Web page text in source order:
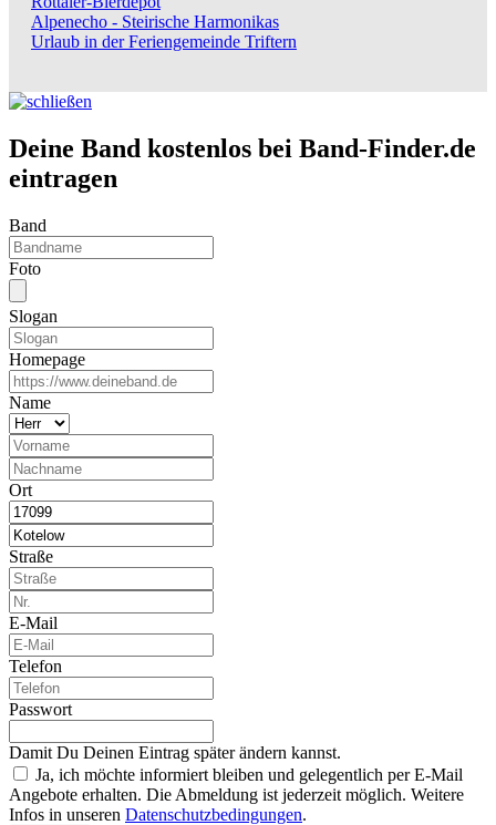
Alpenecho - Steirische Harmonikas
Urlaub in der Feriengemeinde Triftern
Deine Band kostenlos bei Band-Finder.de
eintragen
Band
Foto
Slogan
Homepage
Name
Ort
Straße
E-Mail
Telefon
Passwort
Damit Du Deinen Eintrag später ändern kannst.
Ja, ich möchte informiert bleiben und gelegentlich per E-Mail
Angebote erhalten. Die Abmeldung ist jederzeit möglich. Weitere
Infos in unseren Datenschutzbedingungen.